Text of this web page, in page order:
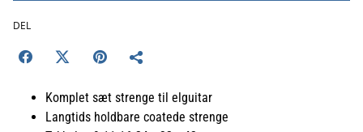
DEL
Komplet sæt strenge til elguitar
Langtids holdbare coatede strenge